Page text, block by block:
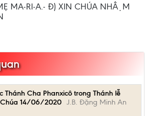
MA-RI-A.- Đ) XIN CHÚA NHẬM
Thánh Cha Phanxicô trong Thánh lễ
Chúa 14/06/2020 J.B. Đặng Minh An